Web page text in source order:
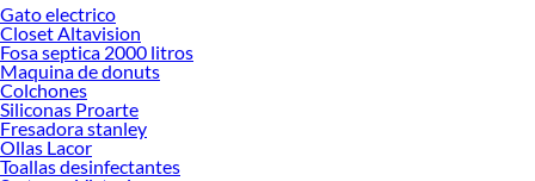
Gato electrico
Closet Altavision
Fosa septica 2000 litros
Maquina de donuts
Colchones
Siliconas Proarte
Fresadora stanley
Ollas Lacor
Toallas desinfectantes